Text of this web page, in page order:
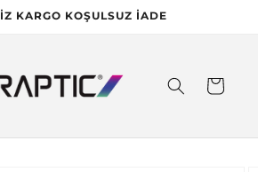
KARGO KOŞULSUZ İADE
Sepet